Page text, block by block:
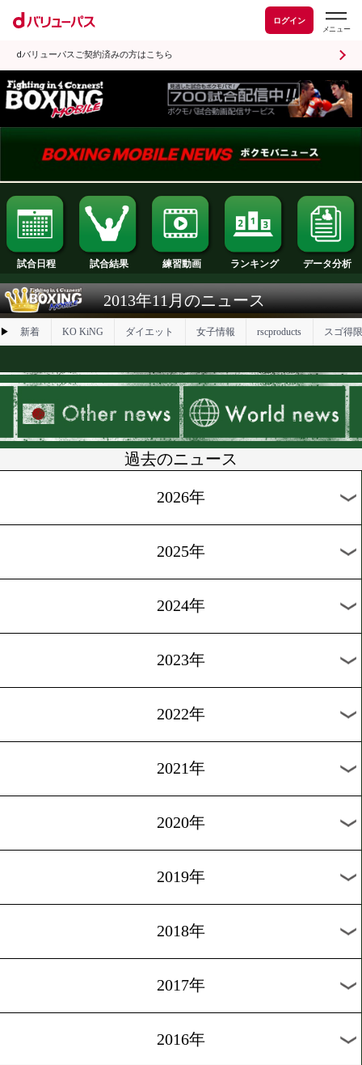
ログイン
dバリューパスご契約済みの方はこちら
試合日程 試合結果 練習動画 ランキング
新着 ダイエット
過去のニュース
2026年
2025年
2023年
2021年
2020年